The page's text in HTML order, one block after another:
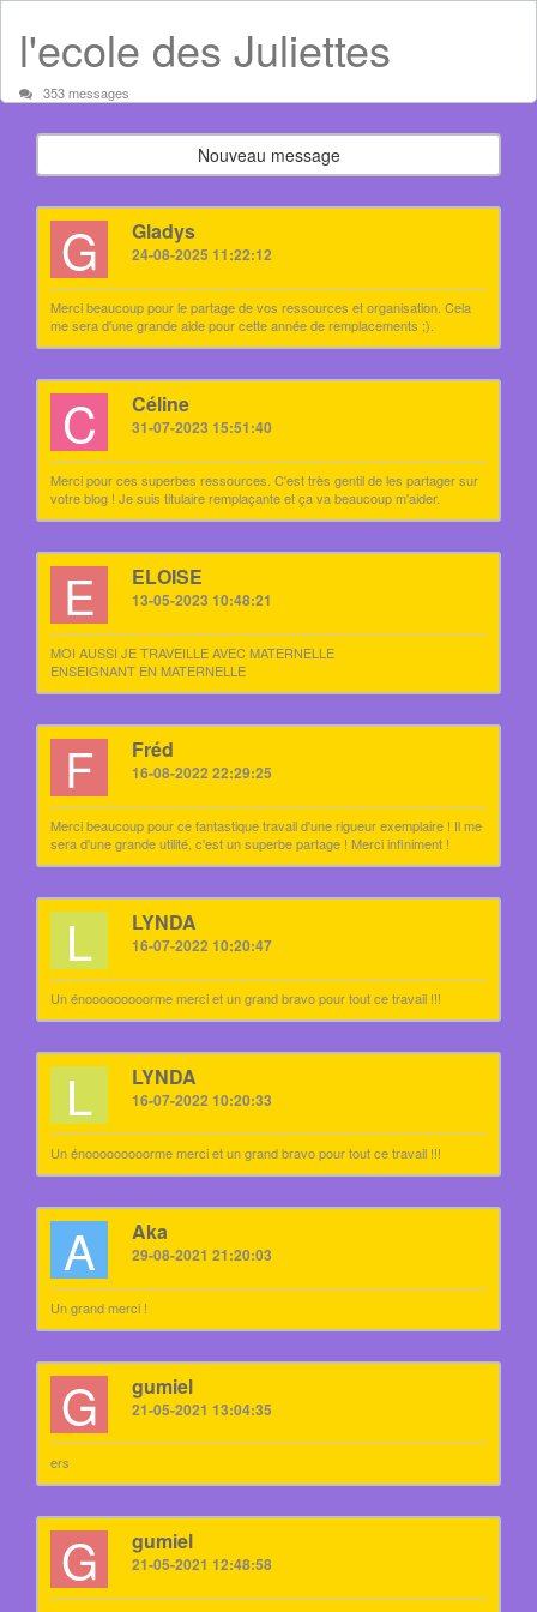
l'ecole des Juliettes
353 messages
Nouveau message
G Gladys
24-08-2025 11:22:12
Merci beaucoup pour le partage de vos ressources et organisation. Cela
me sera d'une grande aide pour cette année de remplacements ;).
C Céline
31-07-2023 15:51:40
Merci pour ces superbes ressources. C'est très gentil de les partager sur
votre blog ! Je suis titulaire remplaçante et ça va beaucoup m'aider.
E ELOISE
13-05-2023 10:48:21
MOI AUSSI JE TRAVEILLE AVEC MATERNELLE
ENSEIGNANT EN MATERNELLE
F Fréd
16-08-2022 22:29:25
Merci beaucoup pour ce fantastique travail d'une rigueur exemplaire ! Il me
sera d'une grande utilité, c'est un superbe partage ! Merci infiniment !
L LYNDA
16-07-2022 10:20:47
Un énooooooooorme merci et un grand bravo pour tout ce travail !!!
L LYNDA
16-07-2022 10:20:33
Un énooooooooorme merci et un grand bravo pour tout ce travail !!!
A Aka
29-08-2021 21:20:03
Un grand merci !
G gumiel
21-05-2021 13:04:35
ers
G gumiel
21-05-2021 12:48:58